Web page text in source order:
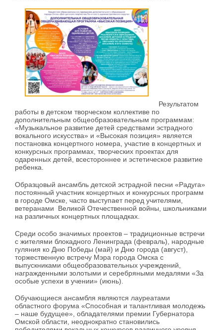
Результатом
работы в детском творческом коллективе по
дополнительным общеобразовательным программам:
«Музыкальное развитие детей средствами эстрадного
вокального искусства» и «Высокая позиция» является
постановка концертного номера, участие в концертных и
конкурсных программах, творческих проектах для
одаренных детей, всестороннее и эстетическое развитие
ребенка.
Образцовый ансамбль детской эстрадной песни «Радуга»
постоянный участник концертных и конкурсных программ
в городе Омске, часто выступает перед учителями,
ветеранами Великой Отечественной войны, школьниками
на различных концертных площадках.
Среди особо значимых проектов – традиционные встречи
с жителями блокадного Ленинграда (февраль), народные
гуляния ко Дню Победы (май) и Дню города (август),
торжественную встречу Мэра города Омска с
выпускниками общеобразовательных учреждений,
награжденными золотыми и серебряными медалями «За
особые успехи в учении» (июнь).
Обучающиеся ансамбля являются лауреатами
областного форума «Способная и талантливая молодежь
– наше будущее», обладателями премии Губернатора
Омской области, неоднократно становились